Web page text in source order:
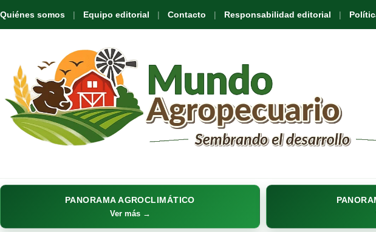
Quiénes somos Equipo editorial Contacto Responsabilidad editorial
PANORAMA AGROCLIMÁTICO
Ver más →